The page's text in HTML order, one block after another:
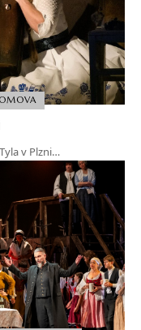
v Plzni…